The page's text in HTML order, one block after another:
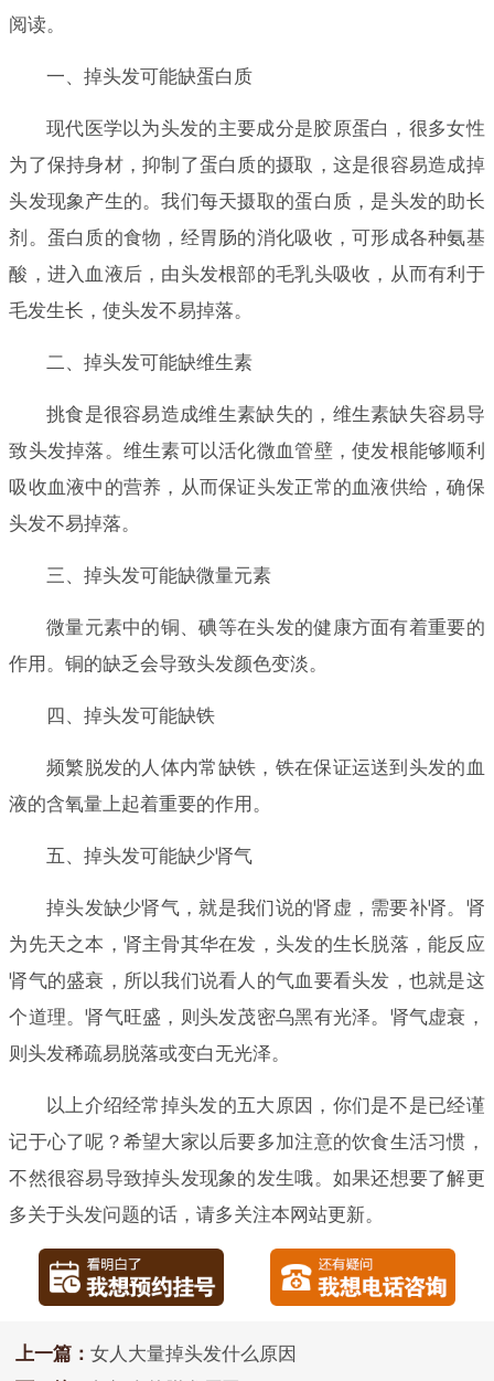
阅读。
一、掉头发可能缺蛋白质
现代医学以为头发的主要成分是胶原蛋白，很多女性
为了保持身材，抑制了蛋白质的摄取，这是很容易造成掉
头发现象产生的。我们每天摄取的蛋白质，是头发的助长
剂。蛋白质的食物，经胃肠的消化吸收，可形成各种氨基
酸，进入血液后，由头发根部的毛乳头吸收，从而有利于
毛发生长，使头发不易掉落。
二、掉头发可能缺维生素
挑食是很容易造成维生素缺失的，维生素缺失容易导
致头发掉落。维生素可以活化微血管壁，使发根能够顺利
吸收血液中的营养，从而保证头发正常的血液供给，确保
头发不易掉落。
三、掉头发可能缺微量元素
微量元素中的铜、碘等在头发的健康方面有着重要的
作用。铜的缺乏会导致头发颜色变淡。
四、掉头发可能缺铁
频繁脱发的人体内常缺铁，铁在保证运送到头发的血
液的含氧量上起着重要的作用。
五、掉头发可能缺少肾气
掉头发缺少肾气，就是我们说的肾虚，需要补肾。肾
为先天之本，肾主骨其华在发，头发的生长脱落，能反应
肾气的盛衰，所以我们说看人的气血要看头发，也就是这
个道理。肾气旺盛，则头发茂密乌黑有光泽。肾气虚衰，
则头发稀疏易脱落或变白无光泽。
以上介绍经常掉头发的五大原因，你们是不是已经谨
记于心了呢？希望大家以后要多加注意的饮食生活习惯，
不然很容易导致掉头发现象的发生哦。如果还想要了解更
多关于头发问题的话，请多关注本网站更新。
上一篇： 女人大量掉头发什么原因